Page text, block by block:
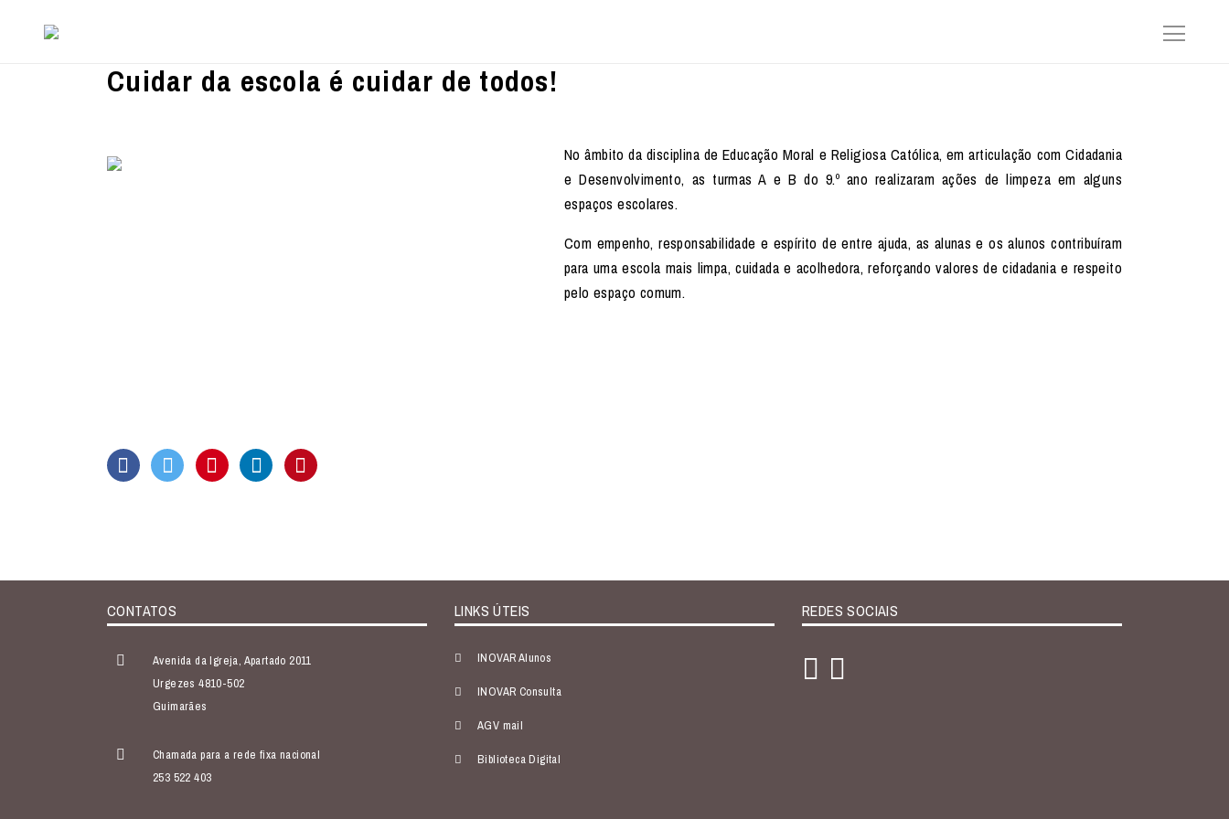
Cuidar da escola é cuidar de todos!
No âmbito da disciplina de Educação Moral e Religiosa Católica, em articulação com Cidadania
e Desenvolvimento, as turmas A e B do 9.º ano realizaram ações de limpeza em alguns
espaços escolares.
Com empenho, responsabilidade e espírito de entre ajuda, as alunas e os alunos contribuíram
para uma escola mais limpa, cuidada e acolhedora, reforçando valores de cidadania e respeito
pelo espaço comum.
CONTATOS
Avenida da Igreja, Apartado 2011
Urgezes 4810-502
Guimarães
Chamada para a rede fixa nacional
253 522 403
LINKS ÚTEIS
INOVAR Alunos
INOVAR Consulta
AGV mail
Biblioteca Digital
REDES SOCIAIS